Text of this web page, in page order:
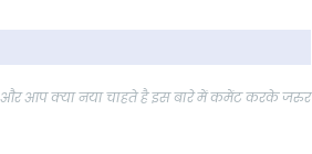
और आप क्या नया चाहते है इस बारे में कमेंट करके जरुर